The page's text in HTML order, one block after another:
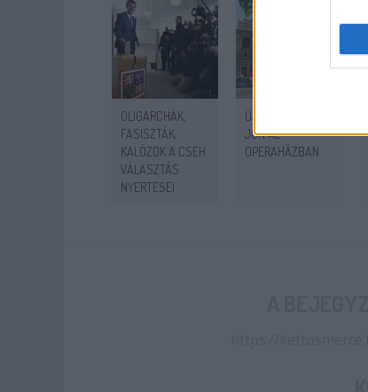
OLIGARCHÁK,
FASISZTÁK,
KALÓZOK A CSEH
VÁLASZTÁS
NYERTESEI
ÚJABB SZTRÁJK
JÖN AZ
OPERAHÁZBAN